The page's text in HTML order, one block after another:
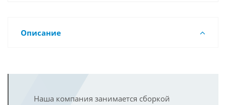
Описание
Наша компания занимается сборкой